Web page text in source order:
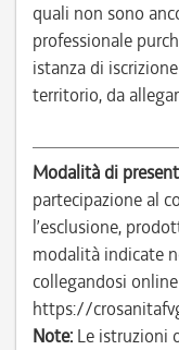
quali non sono
professionale
istanza di
territorio, da
Modalità di
partecipazione al
l’esclusione,
modalità indicate
collegandosi
https://
Note: Le istruzioni